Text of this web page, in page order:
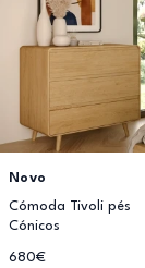
Novo
Cómoda Tivoli pés
Cónicos
680€